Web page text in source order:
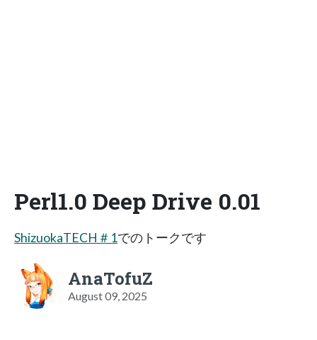
Perl1.0 Deep Drive 0.01
ShizuokaTECH＃1でのトークです
AnaTofuZ
August 09, 2025